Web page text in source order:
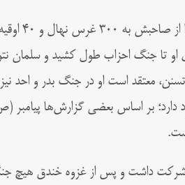
پیامبر (ص)
او تا جنگ احزاب طول کشید و سلمان
تسنن، معتقد است او در جنگ بدر و
دارد؛ بر اساس بعضی گزارش‌ها پیامبر
داشت و پس از غزوه خندق هیچ